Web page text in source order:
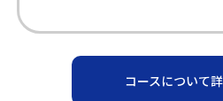
コースについて